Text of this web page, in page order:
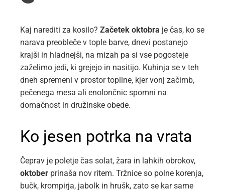
Kaj narediti za kosilo? Začetek oktobra je čas, ko se
narava preobleče v tople barve, dnevi postanejo
krajši in hladnejši, na mizah pa si vse pogosteje
zaželimo jedi, ki grejejo in nasitijo. Kuhinja se v teh
dneh spremeni v prostor topline, kjer vonj začimb,
pečenega mesa ali enolončnic spomni na
domačnost in družinske obede.
Ko jesen potrka na vrata
Čeprav je poletje čas solat, žara in lahkih obrokov,
oktober prinaša nov ritem. Tržnice so polne korenja,
bučk, krompirja, jabolk in hrušk, zato se kar same